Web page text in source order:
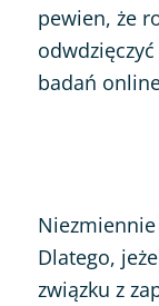
pewien, że
badań
Dlatego,
związku z